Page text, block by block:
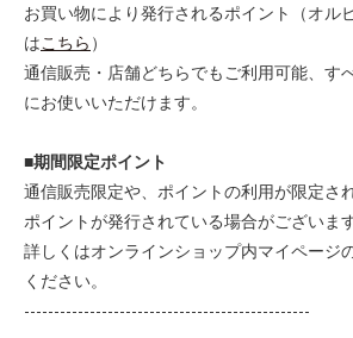
お買い物により発行されるポイント（オル
はこちら ）
通信販売・店舗どちらでもご利用可能、す
にお使いいただけます。
■期間限定ポイント
通信販売限定や、ポイントの利用が限定さ
ポイントが発行されている場合がございます
詳しくはオンラインショップ内マイページ
ください。
------------------------------------------------